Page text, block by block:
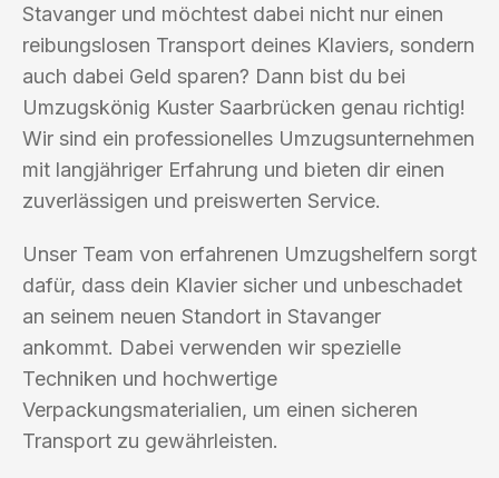
Stavanger und möchtest dabei nicht nur einen
reibungslosen Transport deines Klaviers, sondern
auch dabei Geld sparen? Dann bist du bei
Umzugskönig Kuster Saarbrücken genau richtig!
Wir sind ein professionelles Umzugsunternehmen
mit langjähriger Erfahrung und bieten dir einen
zuverlässigen und preiswerten Service.
Unser Team von erfahrenen Umzugshelfern sorgt
dafür, dass dein Klavier sicher und unbeschadet
an seinem neuen Standort in Stavanger
ankommt. Dabei verwenden wir spezielle
Techniken und hochwertige
Verpackungsmaterialien, um einen sicheren
Transport zu gewährleisten.